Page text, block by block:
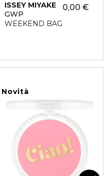
ISSEY MIYAKE
GWP
WEEKEND BAG
0,00 €
Novità